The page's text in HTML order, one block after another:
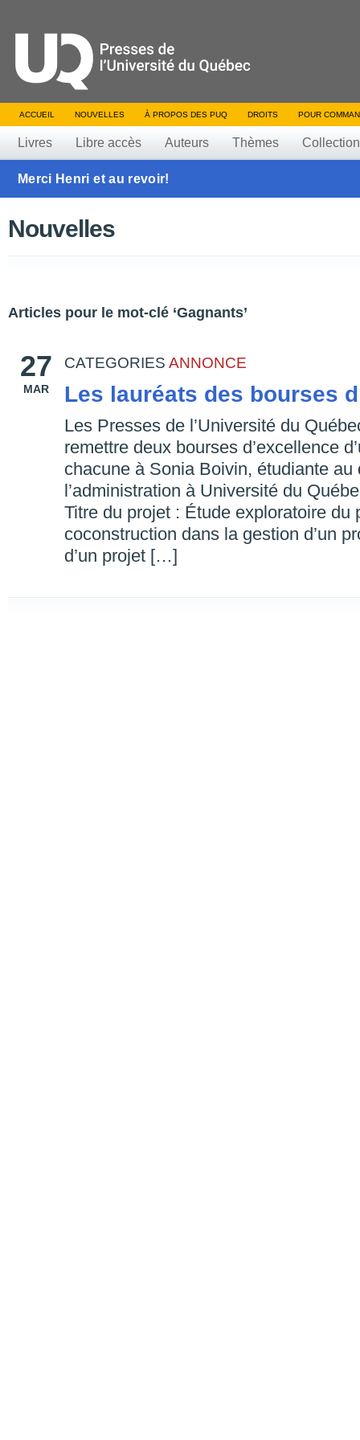
ACCUEIL NOUVELLES À PROPOS DES PUQ DROITS POUR
Livres Libre accès Auteurs Thèmes
Merci Henri et au revoir!
Nouvelles
Articles pour le mot-clé ‘Gagnants’
27
MAR
CATEGORIES ANNONCE
Les lauréats des bourses
Les Presses de l’Université du
remettre deux bourses d’excellence
chacune à Sonia Boivin, étudiante
l’administration à Université du
Titre du projet : Étude exploratoire du
coconstruction dans la gestion d’un
d’un projet […]